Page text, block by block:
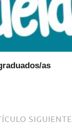
as
SIGUIENTE